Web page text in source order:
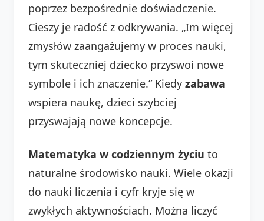
poprzez bezpośrednie doświadczenie.
Cieszy je radość z odkrywania. „Im więcej
zmysłów zaangażujemy w proces nauki,
tym skuteczniej dziecko przyswoi nowe
symbole i ich znaczenie.” Kiedy zabawa
wspiera naukę, dzieci szybciej
przyswajają nowe koncepcje.
Matematyka w codziennym życiu to
naturalne środowisko nauki. Wiele okazji
do nauki liczenia i cyfr kryje się w
zwykłych aktywnościach. Można liczyć